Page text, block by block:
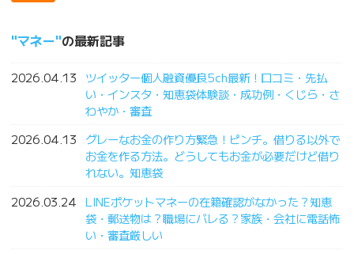
マネー の最新記事
2026.04.13
ツイッター個人融資優良5ch最新！口コミ・先払
い・インスタ・知恵袋体験談・成功例・くじら・さ
わやか・審査
2026.04.13
グレーなお金の作り方緊急！ピンチ。借りる以外で
お金を作る方法。どうしてもお金が必要だけど借り
れない。知恵袋
2026.03.24 LINEポケットマネーの在籍確認がなかった？知恵
袋・郵送物は？職場にバレる？家族・会社に電話怖
い・審査厳しい